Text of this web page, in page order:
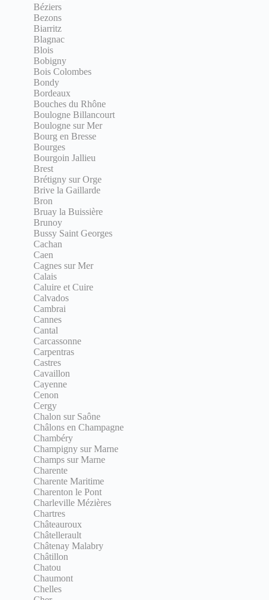
Béziers
Bezons
Biarritz
Blagnac
Blois
Bobigny
Bois Colombes
Bondy
Bordeaux
Bouches du Rhône
Boulogne Billancourt
Boulogne sur Mer
Bourg en Bresse
Bourges
Bourgoin Jallieu
Brest
Brétigny sur Orge
Brive la Gaillarde
Bron
Bruay la Buissière
Brunoy
Bussy Saint Georges
Cachan
Caen
Cagnes sur Mer
Calais
Caluire et Cuire
Calvados
Cambrai
Cannes
Cantal
Carcassonne
Carpentras
Castres
Cavaillon
Cayenne
Cenon
Cergy
Chalon sur Saône
Châlons en Champagne
Chambéry
Champigny sur Marne
Champs sur Marne
Charente
Charente Maritime
Charenton le Pont
Charleville Mézières
Chartres
Châteauroux
Châtellerault
Châtenay Malabry
Châtillon
Chatou
Chaumont
Chelles